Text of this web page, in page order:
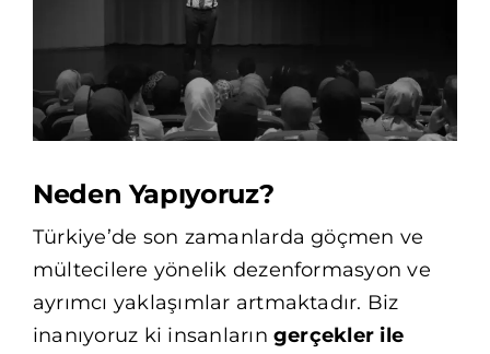
Neden Yapıyoruz?
Türkiye’de son zamanlarda göçmen ve
mültecilere yönelik dezenformasyon ve
ayrımcı yaklaşımlar artmaktadır. Biz
inanıyoruz ki insanların gerçekler ile